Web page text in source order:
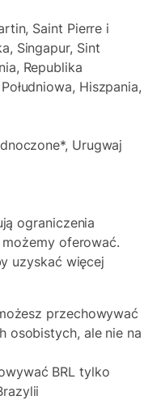
Saint Pierre i
Singapur, Sint
Republika
Hiszpania,
Urugwaj
ograniczenia
oferować.
uzyskać więcej
przechowywać
osobistych, ale nie na
BRL tylko